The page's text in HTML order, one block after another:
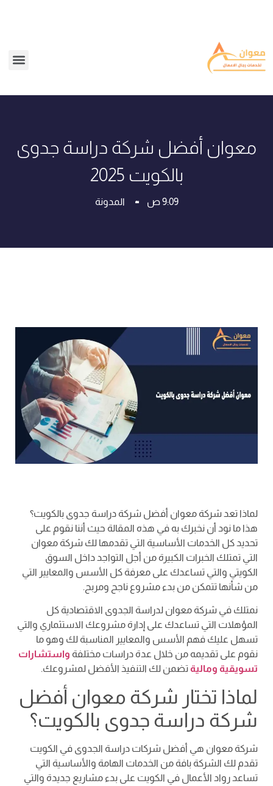
معوان أفضل شركة دراسة جدوى
بالكويت 2025
9:09 ص المدونة
لماذا تعد شركة معوان أفضل شركة دراسة جدوى بالكويت؟
هذا ما نود أن نخبرك به في هذه المقالة حيث أننا نقوم على
تحديد كل الخدمات الأساسية التي تقدمها لك شركة معوان
التي تمتلك الخبرات الكبيرة من أجل التواجد داخل السوق
الكويتي والتي تساعدك على معرفة كل الأسس والمعايير التي
من شأنها تتمكن من بدء مشروع ناجح ومربح.
نمتلك في شركة معوان لدراسة الجدوى الاقتصادية كل
المؤهلات التي تساعدك على إدارة مشروعك الاستثماري والتي
تسهل عليك فهم الأسس والمعايير المناسبة لك وهو ما
نقوم على تقديمه من خلال عدة دراسات مختلفة واستشارات
تسويقية ومالية تضمن لك التنفيذ الأفضل لمشروعك.
لماذا تختار شركة معوان أفضل
شركة دراسة جدوى بالكويت؟
شركة معوان هي أفضل شركات دراسة الجدوى في الكويت
تقدم لك الشركة بافة من الخدمات الهامة والأساسية التي
تساعد رواد الأعمال في الكويت على بدء مشاريع جديدة والتي